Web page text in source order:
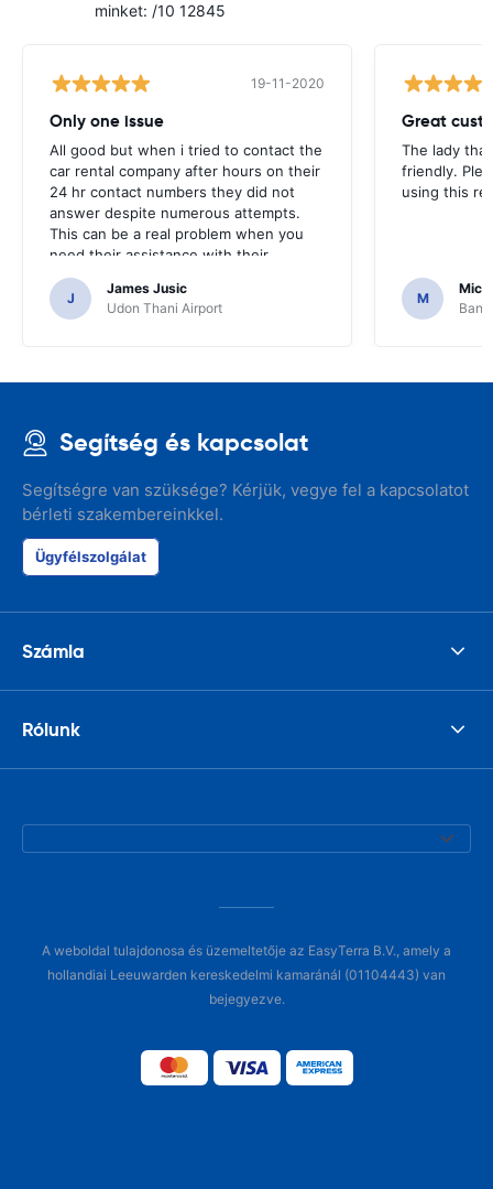
minket: /10 12845
19-11-2020
Only one issue
All good but when i tried to contact the
car rental company after hours on their
24 hr contact numbers they did not
answer despite numerous attempts.
This can be a real problem when you
need their assistance with their
services or car.
J
James Jusic
Udon Thani Airport
Great
The lady
friendly.
using this
M
Segítség és kapcsolat
Segítségre van szüksége? Kérjük, vegye fel a kapcsolatot
bérleti szakembereinkkel.
Ügyfélszolgálat
Számla
Rólunk
A weboldal tulajdonosa és üzemeltetője az EasyTerra B.V., amely a
hollandiai Leeuwarden kereskedelmi kamaránál (01104443) van
bejegyezve.